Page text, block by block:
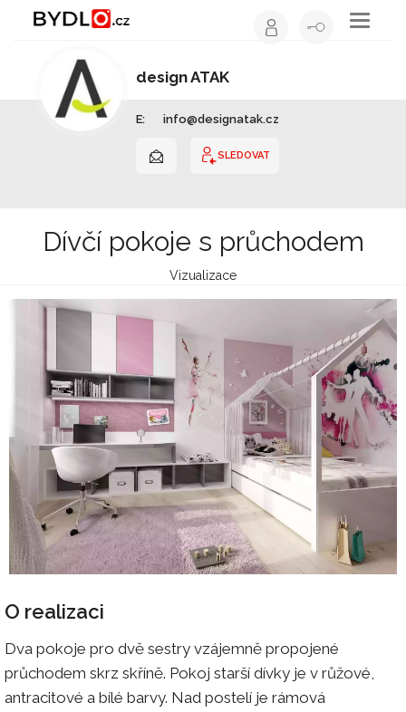
Toggle
design ATAK
E: info@designatak.cz
SLEDOVAT
Dívčí pokoje s průchodem
Vizualizace
O realizaci
Dva pokoje pro dvě sestry vzájemně propojené
průchodem skrz skříně. Pokoj starší dívky je v růžové,
antracitové a bílé barvy. Nad postelí je rámová